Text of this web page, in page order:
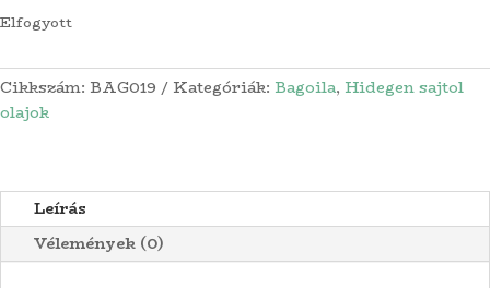
Elfogyott
Cikkszám: BAG019 Kategóriák: Bagoila, Hidegen sajtol
olajok
Leírás
Vélemények (0)